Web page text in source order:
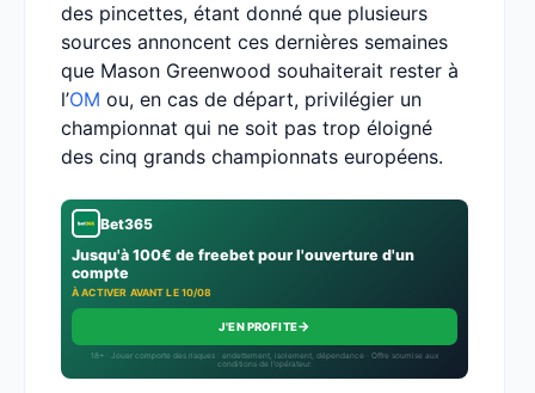
des pincettes, étant donné que plusieurs
sources annoncent ces dernières semaines
que Mason Greenwood souhaiterait rester à
l’OM ou, en cas de départ, privilégier un
championnat qui ne soit pas trop éloigné
des cinq grands championnats européens.
Bet365
Jusqu'à 100€ de freebet pour l'ouverture d'un
compte
À ACTIVER AVANT LE 10/08
J'EN PROFITE→
18+ · Jouer comporte des risques : endettement, isolement, dépendance · Offre soumise aux
conditions de l’opérateur.